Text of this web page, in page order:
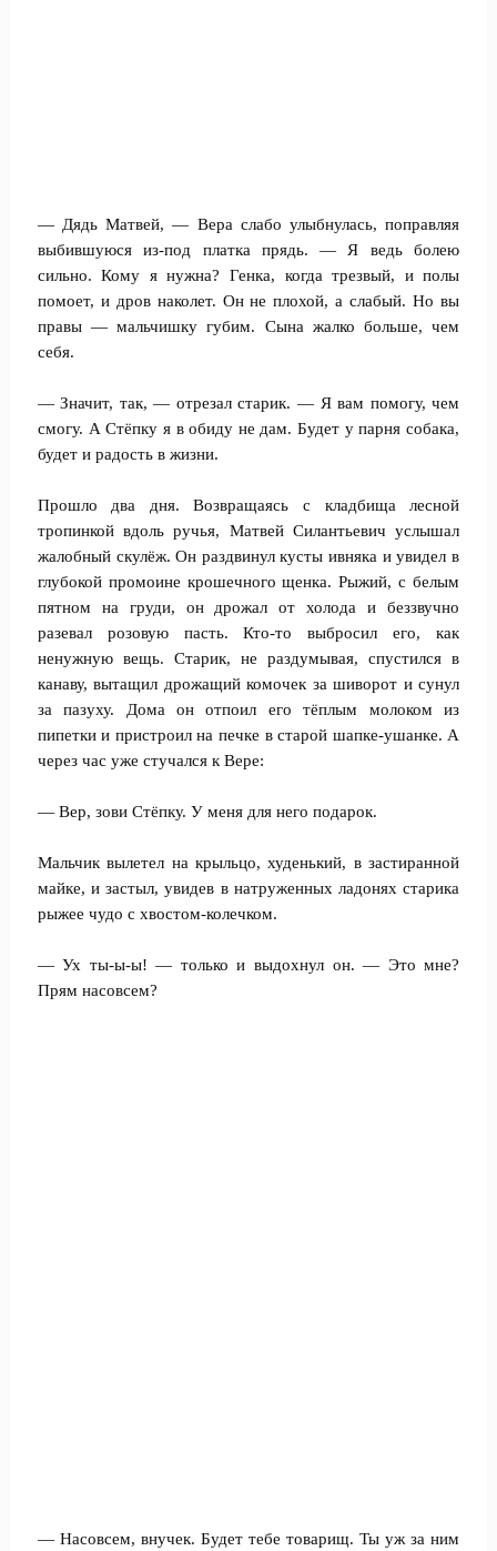
— Дядь Матвей, — Вера слабо улыбнулась, поправляя
выбившуюся из-под платка прядь. — Я ведь болею
сильно. Кому я нужна? Генка, когда трезвый, и полы
помоет, и дров наколет. Он не плохой, а слабый. Но вы
правы — мальчишку губим. Сына жалко больше, чем
себя.
— Значит, так, — отрезал старик. — Я вам помогу, чем
смогу. А Стёпку я в обиду не дам. Будет у парня собака,
будет и радость в жизни.
Прошло два дня. Возвращаясь с кладбища лесной
тропинкой вдоль ручья, Матвей Силантьевич услышал
жалобный скулёж. Он раздвинул кусты ивняка и увидел в
глубокой промоине крошечного щенка. Рыжий, с белым
пятном на груди, он дрожал от холода и беззвучно
разевал розовую пасть. Кто-то выбросил его, как
ненужную вещь. Старик, не раздумывая, спустился в
канаву, вытащил дрожащий комочек за шиворот и сунул
за пазуху. Дома он отпоил его тёплым молоком из
пипетки и пристроил на печке в старой шапке-ушанке. А
через час уже стучался к Вере:
— Вер, зови Стёпку. У меня для него подарок.
Мальчик вылетел на крыльцо, худенький, в застиранной
майке, и застыл, увидев в натруженных ладонях старика
рыжее чудо с хвостом-колечком.
— Ух ты-ы-ы! — только и выдохнул он. — Это мне?
Прям насовсем?
— Насовсем, внучек. Будет тебе товарищ. Ты уж за ним